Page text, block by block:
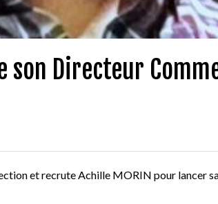
son Directeur
et recrute Achille MORIN pour lancer